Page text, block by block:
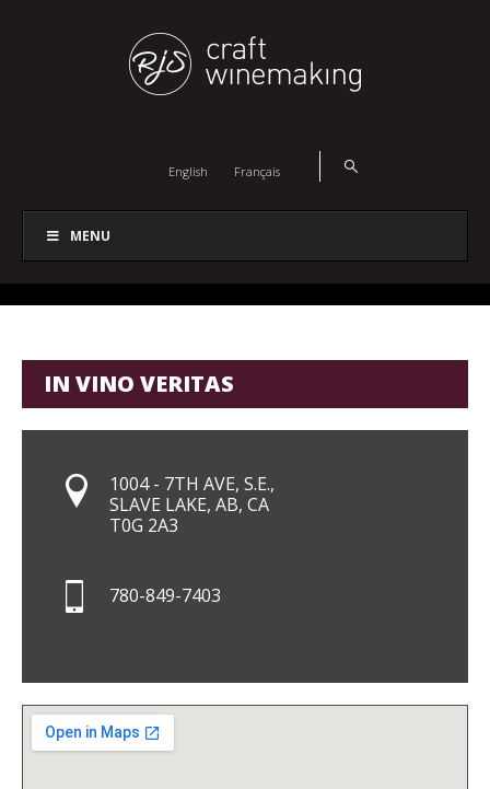
English Français
MENU
IN VINO VERITAS
1004 - 7TH AVE, S.E.,
SLAVE LAKE, AB, CA
T0G 2A3
780-849-7403